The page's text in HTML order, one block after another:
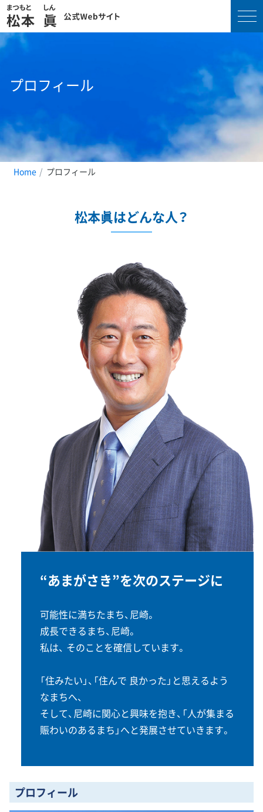
コ
ス
キ
ッ
プロフィール
Home プロフィール
松本眞はどんな人？
“あまがさき”を次のステージに
可能性に満ちたまち、尼崎。
成長できるまち、尼崎。
私は、 そのことを確信しています。
「住みたい」、「住んで 良かった」と思えるよう
なまちへ、
そして、尼崎に関心と興味を抱き、「人が集まる
賑わいのあるまち」へと発展させていきます。
プロフィール